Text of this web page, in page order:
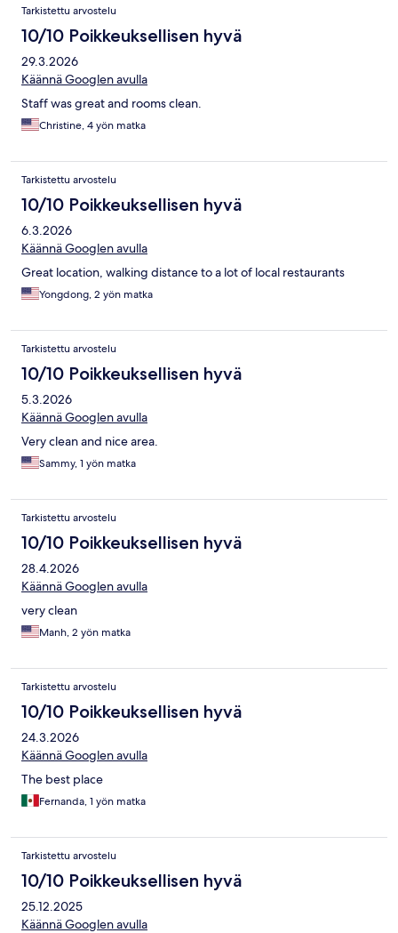
Tarkistettu arvostelu
10/10 Poikkeuksellisen hyvä
29.3.2026
Käännä Googlen avulla
Staff was great and rooms clean.
Christine, 4 yön matka
Tarkistettu arvostelu
10/10 Poikkeuksellisen hyvä
6.3.2026
Käännä Googlen avulla
Great location, walking distance to a lot of local restaurants
Yongdong, 2 yön matka
Tarkistettu arvostelu
10/10 Poikkeuksellisen hyvä
5.3.2026
Käännä Googlen avulla
Very clean and nice area.
Sammy, 1 yön matka
Tarkistettu arvostelu
10/10 Poikkeuksellisen hyvä
28.4.2026
Käännä Googlen avulla
very clean
Manh, 2 yön matka
Tarkistettu arvostelu
10/10 Poikkeuksellisen hyvä
24.3.2026
Käännä Googlen avulla
The best place
Fernanda, 1 yön matka
Tarkistettu arvostelu
10/10 Poikkeuksellisen hyvä
25.12.2025
Käännä Googlen avulla